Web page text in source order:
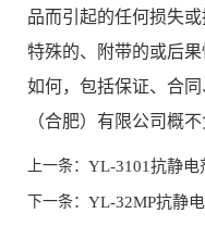
品而引起的任何损失
特殊的、附带的或后
如何，包括保证、合
（合肥）有限公司概不
上一条： YL-3101抗静电
下一条： YL-32MP抗静电